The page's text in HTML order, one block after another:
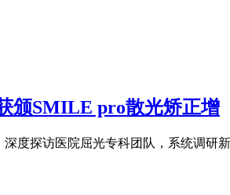
颁SMILE pro散光矫正增
度探访医院屈光专科团队，系统调